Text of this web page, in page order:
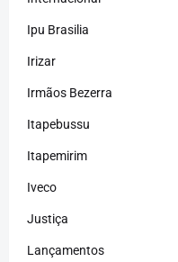
Ipu Brasilia
Irizar
Irmãos Bezerra
Itapebussu
Itapemirim
Iveco
Justiça
Lançamentos